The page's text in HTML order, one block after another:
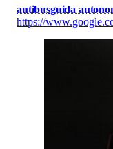
autibusguida
https://